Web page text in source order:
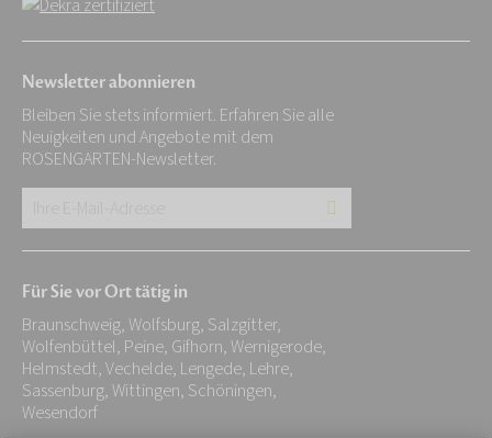
Newsletter abonnieren
Bleiben Sie stets informiert. Erfahren Sie alle
Neuigkeiten und Angebote mit dem
ROSENGARTEN-Newsletter.
Adresse:
*
Für Sie vor Ort tätig in
Braunschweig, Wolfsburg, Salzgitter,
Wolfenbüttel, Peine, Gifhorn, Wernigerode,
Helmstedt, Vechelde, Lengede, Lehre,
Sassenburg, Wittingen, Schöningen,
Wesendorf